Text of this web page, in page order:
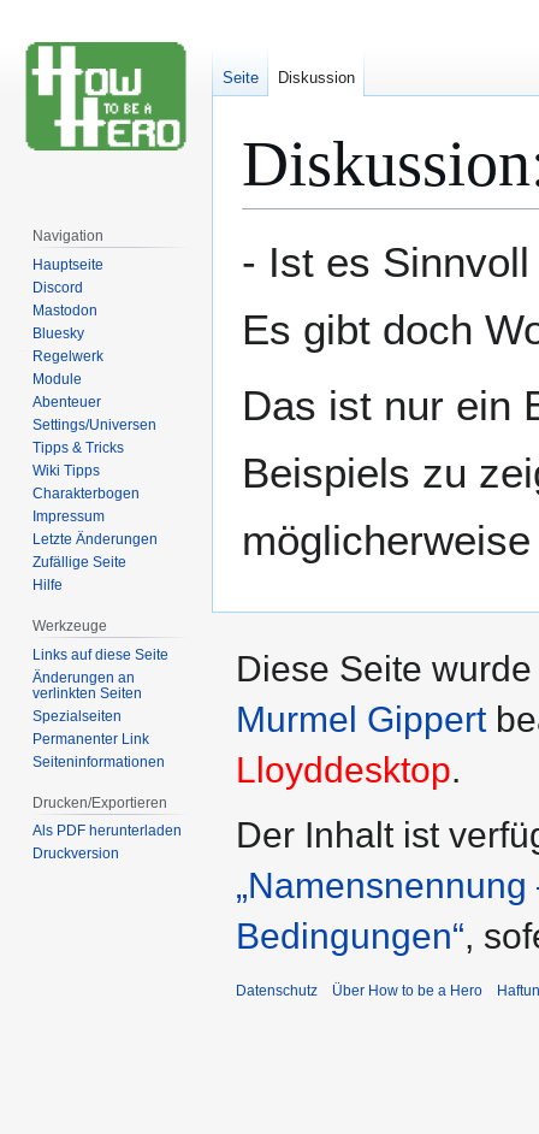
Diskussion
Navigation
Suche
- Ist es
Es gibt doch
Das ist nur ein
Beispiels zu
Seite Diskussion
Navigation
Hauptseite
Discord
Mastodon
Bluesky
Regelwerk
Module
Abenteuer
Settings/Universen
Tipps & Tricks
Wiki Tipps
Charakterbogen
Impressum
Letzte Änderungen
Zufällige Seite
Hilfe
Werkzeuge
Links auf diese Seite
Änderungen an
verlinkten Seiten
Spezialseiten
Permanenter Link
Seiten­­informationen
Drucken/Exportieren
Als PDF herunterladen
Druckversion
Diese Seite
Murmel Gippert
Lloyddesktop.
Der Inhalt ist
Bedingungen“,
Datenschutz Über How to be a Hero